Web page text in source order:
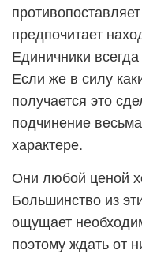
предпочитает
Единичники
Если же в силу
получается это
подчинение
характере.
Они любой ценой
Большинство из
ощущает
поэтому ждать от